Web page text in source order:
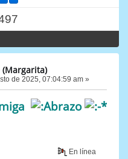
(Margarita)
de 2025, 07:04:59 am »
En línea